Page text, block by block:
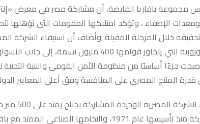
الإطفاء ، وتؤكد امتلاكها المقومات التي تؤهلها
خلال المرحلة المقبلة. وأضاف أن استيفاء الشركة
التصديري داخل السوق الأوروبية التي يتجاوز
جزءًا أساسيًا من منظومة الأمن القومي والبنية
المنتج المصري على المنافسة وفق أعلى المعايير
جدير